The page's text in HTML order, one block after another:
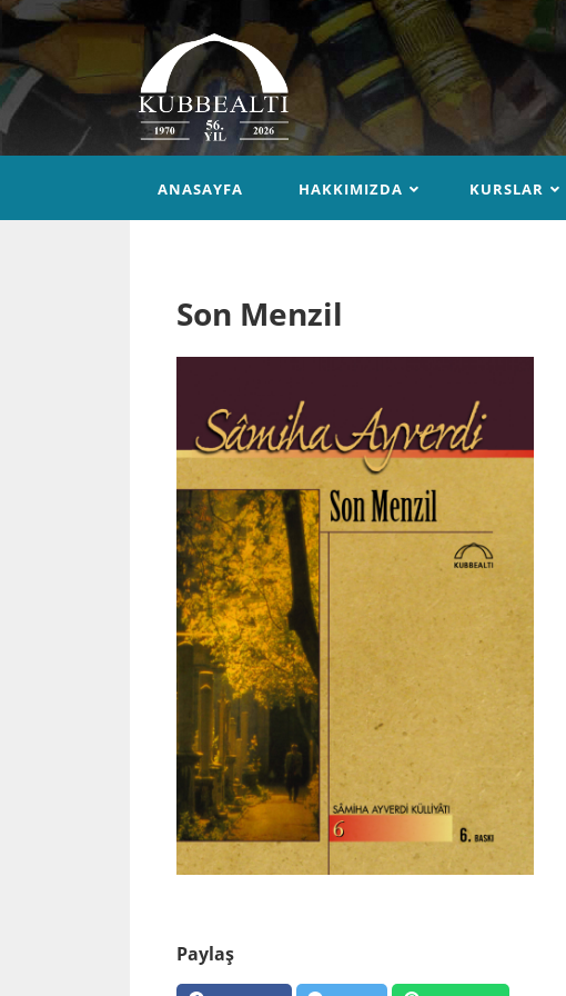
ANASAYFA HAKKIMIZDA KURSLAR
Son Menzil
Paylaş